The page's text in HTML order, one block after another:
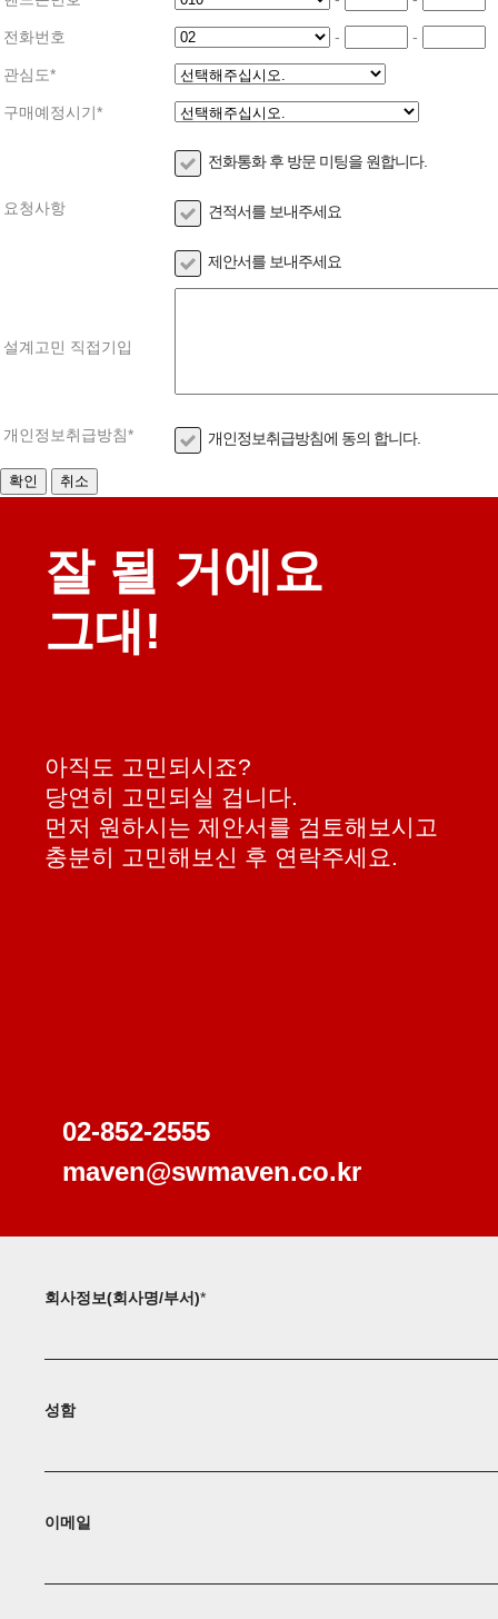
전화번호 - -
관심도*
구매예정시기*
요청사항
전화통화 후 방문 미팅을 원합니다.
견적서를 보내주세요
제안서를 보내주세요
설계고민 직접기입
개인정보취급방침* 개인정보취급방침에 동의 합니다.
잘 될 거에요
그대!
아직도 고민되시죠?
당연히 고민되실 겁니다.
먼저 원하시는 제안서를 검토해보시고
충분히 고민해보신 후 연락주세요.
02-852-2555
maven@swmaven.co.kr
회사정보(회사명/부서)*
성함
이메일